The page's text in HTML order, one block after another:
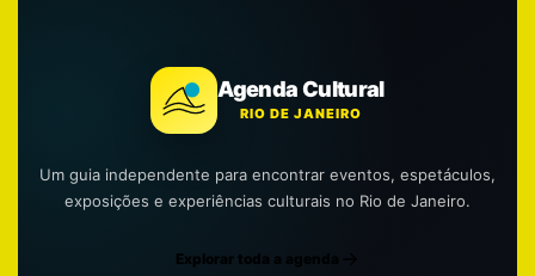
Agenda Cultural
RIO DE JANEIRO
Um guia independente para encontrar eventos, espetáculos,
exposições e experiências culturais no Rio de Janeiro.
Explorar toda a agenda